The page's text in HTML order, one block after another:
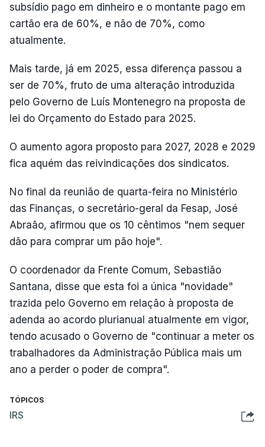
subsídio pago em dinheiro e o montante pago em
cartão era de 60%, e não de 70%, como
atualmente.
Mais tarde, já em 2025, essa diferença passou a
ser de 70%, fruto de uma alteração introduzida
pelo Governo de Luís Montenegro na proposta de
lei do Orçamento do Estado para 2025.
O aumento agora proposto para 2027, 2028 e 2029
fica aquém das reivindicações dos sindicatos.
No final da reunião de quarta-feira no Ministério
das Finanças, o secretário-geral da Fesap, José
Abraão, afirmou que os 10 cêntimos "nem sequer
dão para comprar um pão hoje".
O coordenador da Frente Comum, Sebastião
Santana, disse que esta foi a única "novidade"
trazida pelo Governo em relação à proposta de
adenda ao acordo plurianual atualmente em vigor,
tendo acusado o Governo de "continuar a meter os
trabalhadores da Administração Pública mais um
ano a perder o poder de compra".
TÓPICOS
IRS